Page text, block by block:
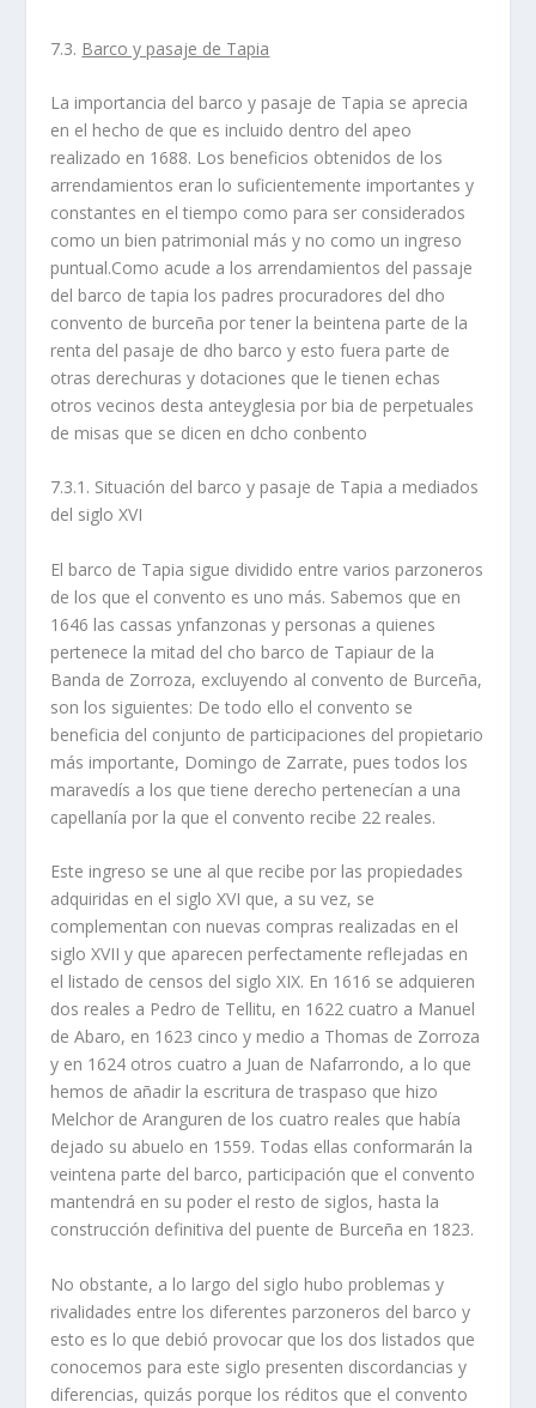
7.3. Barco y pasaje de Tapia
La importancia del barco y pasaje de Tapia se aprecia
en el hecho de que es incluido dentro del apeo
realizado en 1688. Los beneficios obtenidos de los
arrendamientos eran lo suficientemente importantes y
constantes en el tiempo como para ser considerados
como un bien patrimonial más y no como un ingreso
puntual.Como acude a los arrendamientos del passaje
del barco de tapia los padres procuradores del dho
convento de burceña por tener la beintena parte de la
renta del pasaje de dho barco y esto fuera parte de
otras derechuras y dotaciones que le tienen echas
otros vecinos desta anteyglesia por bia de perpetuales
de misas que se dicen en dcho conbento
7.3.1. Situación del barco y pasaje de Tapia a mediados
del siglo XVI
El barco de Tapia sigue dividido entre varios parzoneros
de los que el convento es uno más. Sabemos que en
1646 las cassas ynfanzonas y personas a quienes
pertenece la mitad del cho barco de Tapiaur de la
Banda de Zorroza, excluyendo al convento de Burceña,
son los siguientes: De todo ello el convento se
beneficia del conjunto de participaciones del propietario
más importante, Domingo de Zarrate, pues todos los
maravedís a los que tiene derecho pertenecían a una
capellanía por la que el convento recibe 22 reales.
Este ingreso se une al que recibe por las propiedades
adquiridas en el siglo XVI que, a su vez, se
complementan con nuevas compras realizadas en el
siglo XVII y que aparecen perfectamente reflejadas en
el listado de censos del siglo XIX. En 1616 se adquieren
dos reales a Pedro de Tellitu, en 1622 cuatro a Manuel
de Abaro, en 1623 cinco y medio a Thomas de Zorroza
y en 1624 otros cuatro a Juan de Nafarrondo, a lo que
hemos de añadir la escritura de traspaso que hizo
Melchor de Aranguren de los cuatro reales que había
dejado su abuelo en 1559. Todas ellas conformarán la
veintena parte del barco, participación que el convento
mantendrá en su poder el resto de siglos, hasta la
construcción definitiva del puente de Burceña en 1823.
No obstante, a lo largo del siglo hubo problemas y
rivalidades entre los diferentes parzoneros del barco y
esto es lo que debió provocar que los dos listados que
conocemos para este siglo presenten discordancias y
diferencias, quizás porque los réditos que el convento